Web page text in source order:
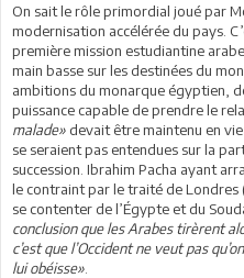
On sait le rôle primordial joué par
modernisation accélérée du pays.
première mission estudiantine
main basse sur les destinées du
ambitions du monarque égyptien,
puissance capable de prendre le
malade» devait être maintenu en
se seraient pas entendues sur la
succession. Ibrahim Pacha ayant
le contraint par le traité de
se contenter de l’Égypte et du
conclusion que les Arabes tirèrent
c’est que l’Occident ne veut pas
lui obéisse»